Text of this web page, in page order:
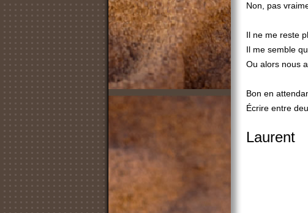
Non, pas
Il ne me reste
Il me semble
Ou alors nous
Bon en
Écrire entre
Laurent